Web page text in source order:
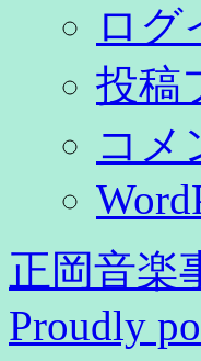
ログ
投稿
コメ
正岡音楽
Proudly